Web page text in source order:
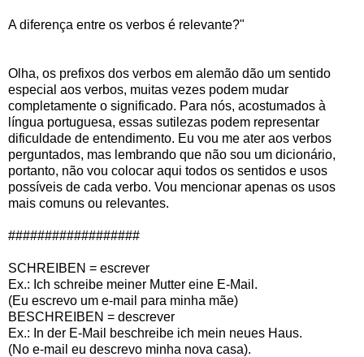
A diferença entre os verbos é relevante?"
Olha, os prefixos dos verbos em alemão dão um sentido
especial aos verbos, muitas vezes podem mudar
completamente o significado. Para nós, acostumados à
língua portuguesa, essas sutilezas podem representar
dificuldade de entendimento. Eu vou me ater aos verbos
perguntados, mas lembrando que não sou um dicionário,
portanto, não vou colocar aqui todos os sentidos e usos
possíveis de cada verbo. Vou mencionar apenas os usos
mais comuns ou relevantes.
##################
SCHREIBEN = escrever
Ex.: Ich schreibe meiner Mutter eine E-Mail.
(Eu escrevo um e-mail para minha mãe)
BESCHREIBEN = descrever
Ex.: In der E-Mail beschreibe ich mein neues Haus.
(No e-mail eu descrevo minha nova casa).